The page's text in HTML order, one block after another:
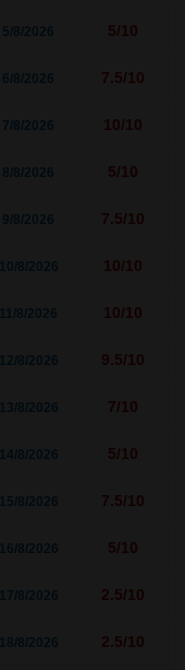
8/2026 5/10
8/2026 7.5/10
8/2026 10/10
8/2026 5/10
8/2026 7.5/10
8/2026 10/10
8/2026 10/10
8/2026 9.5/10
8/2026 7/10
8/2026 5/10
8/2026 7.5/10
8/2026 5/10
8/2026 2.5/10
8/2026 2.5/10